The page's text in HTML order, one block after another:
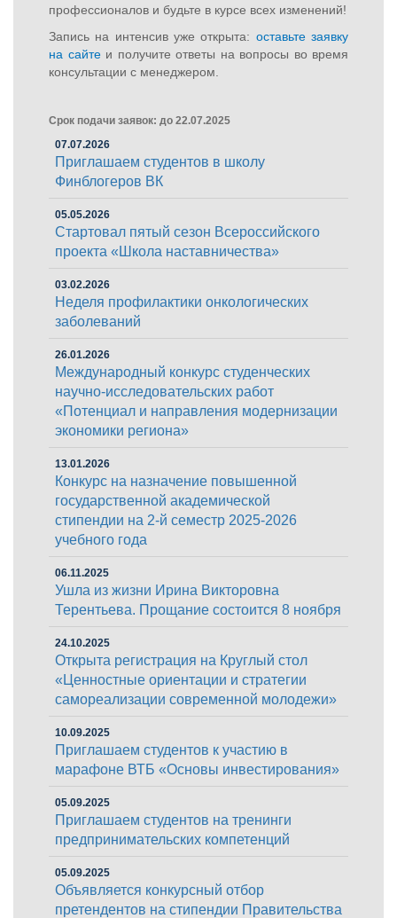
профессионалов и будьте в курсе всех изменений!
Запись на интенсив уже открыта: оставьте заявку
на сайтеи получите ответы на вопросы во время
консультации с менеджером.
Срок подачи заявок: до 22.07.2025
07.07.2026
Приглашаем студентов в школу
Финблогеров ВК
05.05.2026
Стартовал пятый сезон Всероссийского
проекта «Школа наставничества»
03.02.2026
Неделя профилактики онкологических
заболеваний
26.01.2026
Международный конкурс студенческих
научно-исследовательских работ
«Потенциал и направления модернизации
экономики региона»
13.01.2026
Конкурс на назначение повышенной
государственной академической
стипендии на 2-й семестр 2025-2026
учебного года
06.11.2025
Ушла из жизни Ирина Викторовна
Терентьева. Прощание состоится 8 ноября
24.10.2025
Открыта регистрация на Круглый стол
«Ценностные ориентации и стратегии
самореализации современной молодежи»
10.09.2025
Приглашаем студентов к участию в
марафоне ВТБ «Основы инвестирования»
05.09.2025
Приглашаем студентов на тренинги
предпринимательских компетенций
05.09.2025
Объявляется конкурсный отбор
претендентов на стипендии Правительства